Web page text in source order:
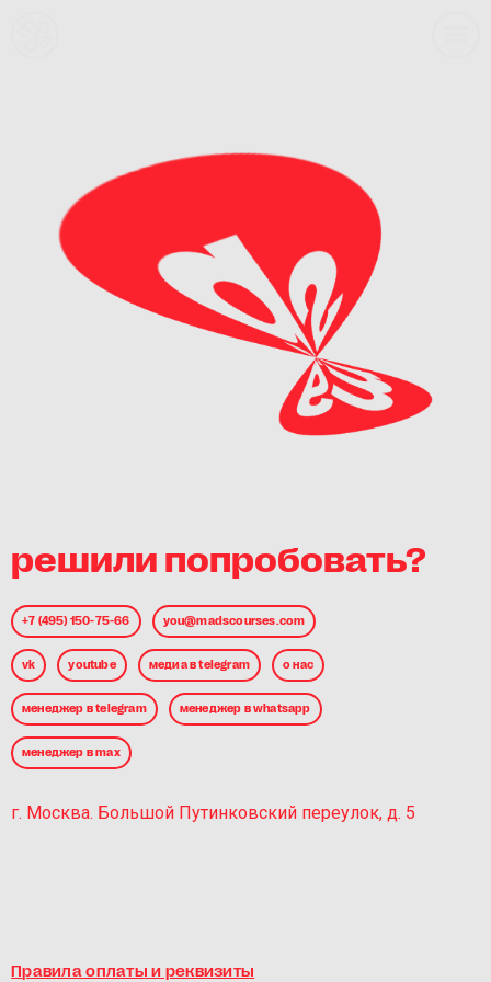
решили попробовать?
+7 (495) 150-75-66 you@madscourses.com
vk youtube медиа в telegram о нас
менеджер в telegram менеджер в whatsapp
менеджер в max
г. Москва. Большой Путинковский переулок, д. 5
Правила оплаты и реквизиты